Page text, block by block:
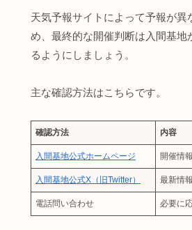
天気予報サイトによって予報が異
め、最終的な開催判断は入間基地
るようにしましょう。
主な確認方法はこちらです。
確認方法 内容
入間基地公式ホームページ 開催情
入間基地公式X（旧Twitter） 最新情
電話問い合わせ 必要に